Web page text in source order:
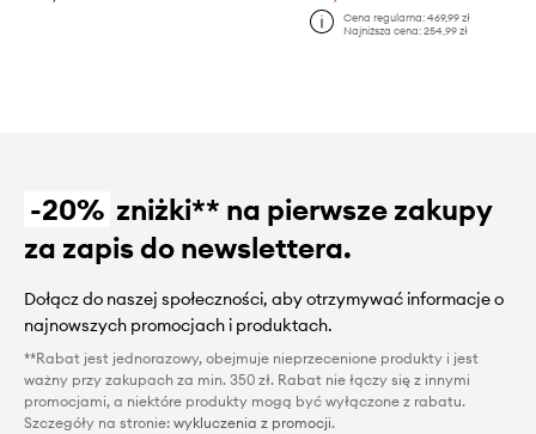
Cena regularna: 469,99 zł
Najniższa cena: 254,99 zł
-20% zniżki** na pierwsze zakupy
za zapis do newslettera.
Dołącz do naszej społeczności, aby otrzymywać informacje o
najnowszych promocjach i produktach.
**Rabat jest jednorazowy, obejmuje nieprzecenione produkty i jest
ważny przy zakupach za min. 350 zł. Rabat nie łączy się z innymi
promocjami, a niektóre produkty mogą być wyłączone z rabatu.
Szczegóły na stronie: wykluczenia z promocji.